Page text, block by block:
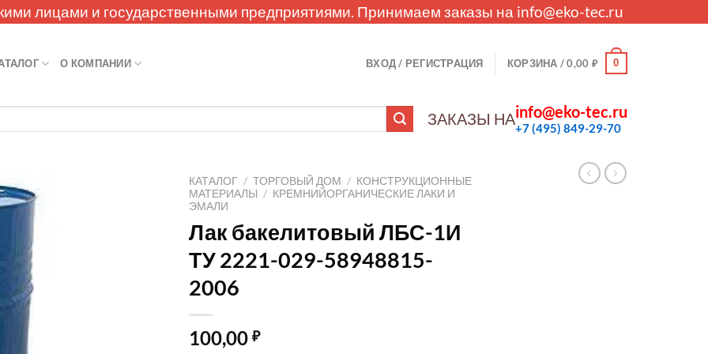
лицами и государственными предприятиями. Принимаем заказы на info@eko-tec.ru
О КОМПАНИИ ВХОД / РЕГИСТРАЦИЯ КОРЗИНА /0,00 ₽ 0
ЗАКАЗЫ НАinfo@eko-tec.ru
+7 (495) 849-29-70
КАТАЛОГ / ТОРГОВЫЙ ДОМ / КОНСТРУКЦИОННЫЕ
МАТЕРИАЛЫ / КРЕМНИЙОРГАНИЧЕСКИЕ ЛАКИ И
ЭМАЛИ
Лак бакелитовый ЛБС-1И
ТУ 2221-029-58948815-
2006
100,00 ₽